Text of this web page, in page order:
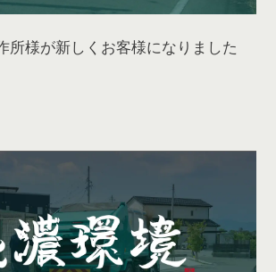
所様が新しくお客様になりました